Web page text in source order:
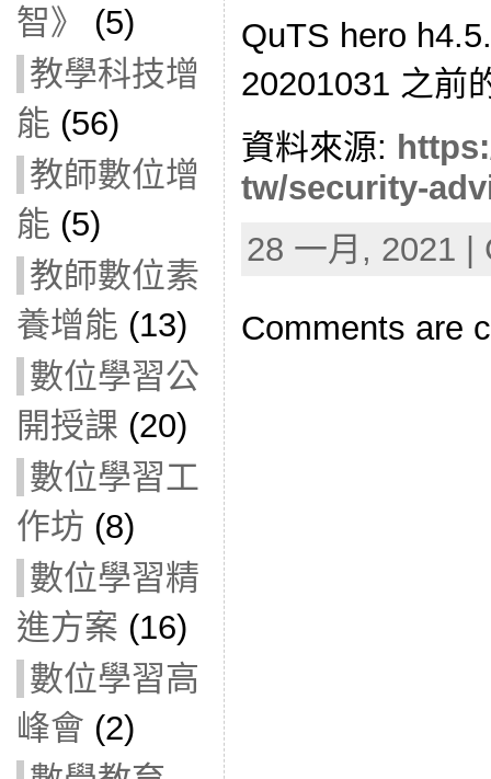
智》
(5)
教學科技增
能 (56)
教師數位增
能 (5)
教師數位素
養增能 (13)
數位學習公
開授課 (20)
數位學習工
作坊 (8)
數位學習精
進方案 (16)
數位學習高
峰會 (2)
QuTS hero
20201031 之前
資料來源:
tw/security-
28 一月, 2021
Comments are